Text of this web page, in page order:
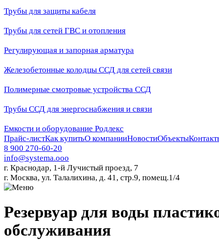
Трубы для защиты кабеля
Трубы для сетей ГВС и отопления
Регулирующая и запорная арматура
Железобетонные колодцы ССД для сетей связи
Полимерные смотровые устройства ССД
Трубы ССД для энергоснабжения и связи
Емкости и оборудование Родлекс
Прайс-листКак купитьО компанииНовостиОбъекты
8 900 270-60-20
info@systema.ooo
г. Краснодар, 1-й Лучистый проезд, 7
г. Москва, ул. Талалихина, д. 41, стр.9, помещ.1/4
Резервуар для воды
обслуживания